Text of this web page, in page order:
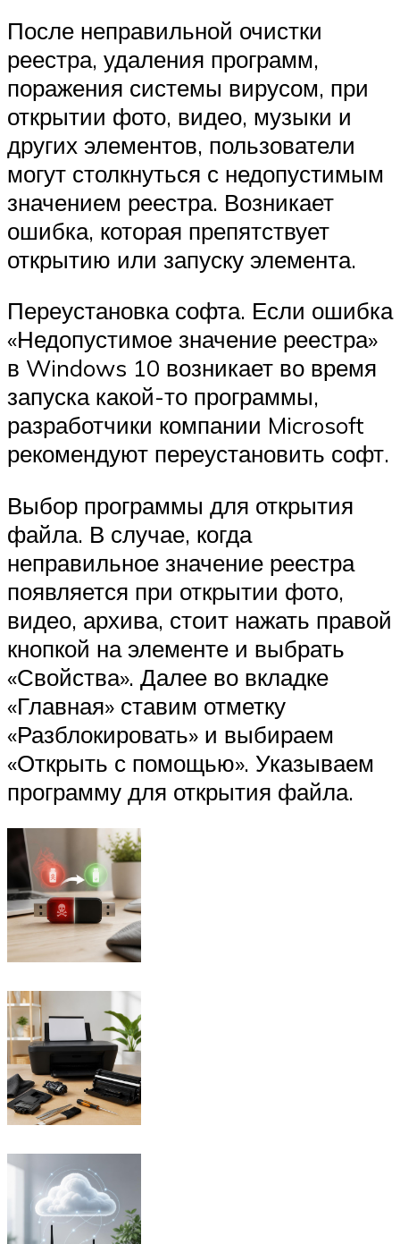
После неправильной очистки
реестра, удаления программ,
поражения системы вирусом, при
открытии фото, видео, музыки и
других элементов, пользователи
могут столкнуться с недопустимым
значением реестра. Возникает
ошибка, которая препятствует
открытию или запуску элемента.
Переустановка софта. Если ошибка
«Недопустимое значение реестра»
в Windows 10 возникает во время
запуска какой-то программы,
разработчики компании Microsoft
рекомендуют переустановить софт.
Выбор программы для открытия
файла. В случае, когда
неправильное значение реестра
появляется при открытии фото,
видео, архива, стоит нажать правой
кнопкой на элементе и выбрать
«Свойства». Далее во вкладке
«Главная» ставим отметку
«Разблокировать» и выбираем
«Открыть с помощью». Указываем
программу для открытия файла.